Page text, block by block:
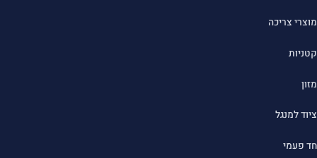
מוצרי צריכה
קטניות
מזון
ציוד למנגל
חד פעמי